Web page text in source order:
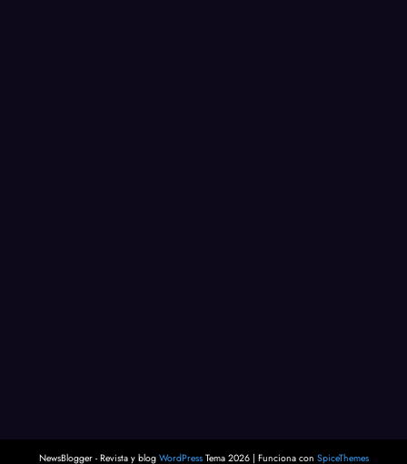
NewsBlogger - Revista y blog WordPressTema 2026 | Funciona con SpiceThemes